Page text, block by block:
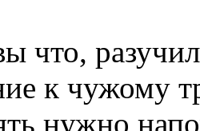
что,
к чужому
нужно